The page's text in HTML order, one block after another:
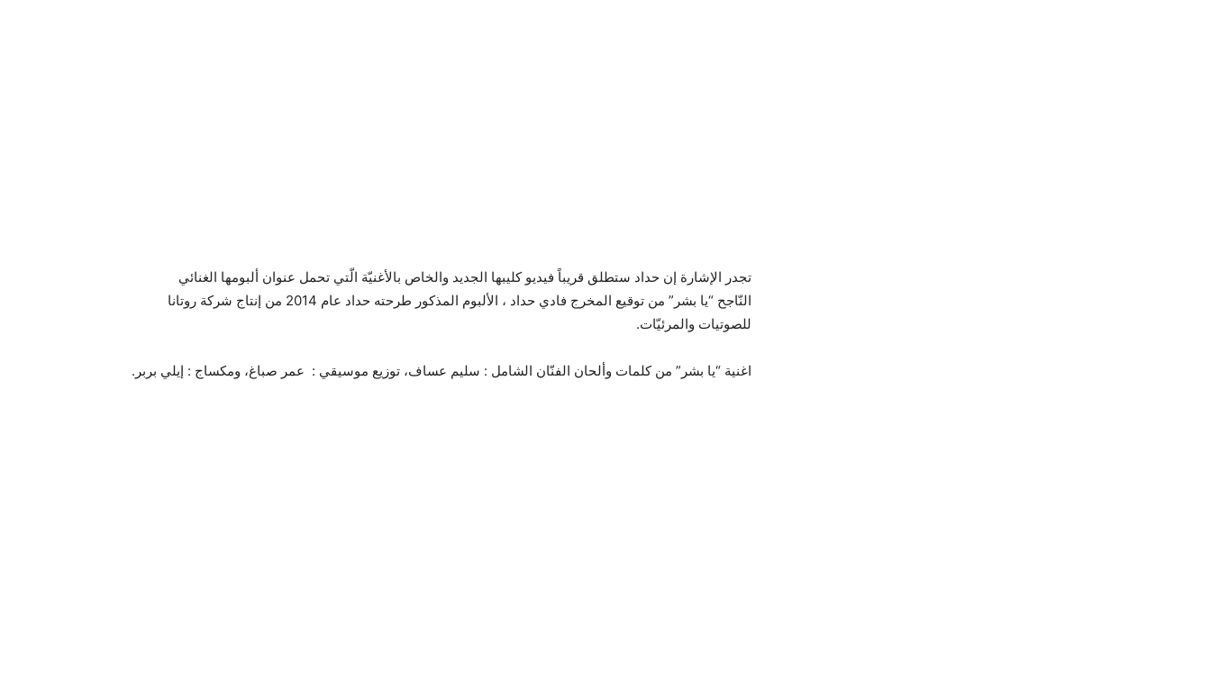
تجدر الإشارة إن حداد ستطلق قريباً فيديو كليبها الجديد والخاص بالأغنيّة الّتي تحمل عنوان ألبومها الغنائي
النّاجح “يا بشر” من توقيع المخرج فادي حداد ، الألبوم المذكور طرحته حداد عام 2014 من إنتاج شركة روتانا
للصوتيات والمرئيّات.
اغنية “يا بشر” من كلمات وألحان الفنّان الشامل : سليم عساف، توزيع موسيقي : عمر صباغ، ومكساج : إيلي بربر.